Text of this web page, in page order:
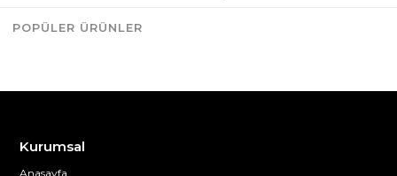
Kurumsal
Anasayfa
POPÜLER ÜRÜNLER